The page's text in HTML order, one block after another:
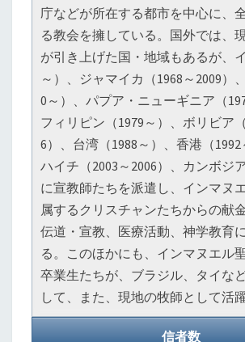
庁などが所在する都市を中心に、
る教会を擁している。国外では、
が引き上げた国・地域もあるが、
～）、ジャマイカ（1968～2009）
0～）、パプア・ニューギニア（
フィリピン（1979～）、ボリビア
6）、台湾（1988～）、香港（1992
ハイチ（2003～2006）、カンボジア
に宣教師たちを派遣し、インマヌ
属するクリスチャンたちからの献
伝道・宣教、医療活動、神学教育
る。このほかにも、インマヌエル
卒業生たちが、ブラジル、タイな
して、また、現地の牧師として活
信者数